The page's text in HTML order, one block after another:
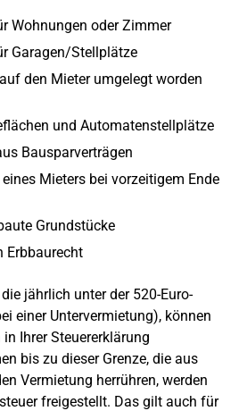
Wohnungen oder Zimmer
Garagen/Stellplätze
den Mieter umgelegt worden
und Automatenstellplätze
Bausparverträgen
Mieters bei vorzeitigem Ende
Grundstücke
Erbbaurecht
jährlich unter der 520-Euro-
einer Untervermietung), können
Ihrer Steuererklärung
bis zu dieser Grenze, die aus
Vermietung herrühren, werden
freigestellt. Das gilt auch für